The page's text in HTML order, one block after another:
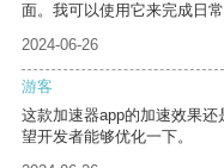
面。我可以使用它来完成日
2024-06-26
游客
这款加速器app的加速效果
望开发者能够优化一下。